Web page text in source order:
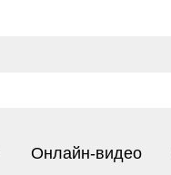
Онлайн-видео